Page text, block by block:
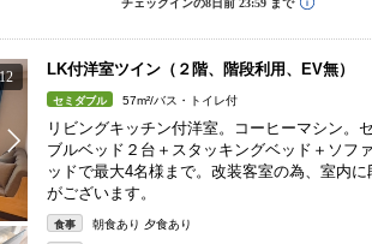
LK付洋室ツイン（２階、階段利用、EV無）
セミダブル 57m²/バス・トイレ付
リビングキッチン付洋室。コーヒーマシン。
ブルベッド２台＋スタッキングベッド＋ソフ
ッドで最大4名様まで。改装客室の為、室内に
がございます。
食事 朝食あり 夕食あり